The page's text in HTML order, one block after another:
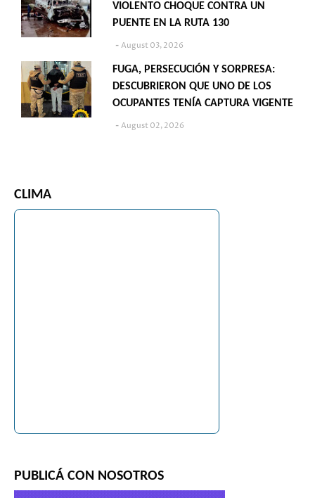
VIOLENTO CHOQUE CONTRA UN
PUENTE EN LA RUTA 130
August 03, 2026
FUGA, PERSECUCIÓN Y SORPRESA:
DESCUBRIERON QUE UNO DE LOS
OCUPANTES TENÍA CAPTURA VIGENTE
August 02, 2026
CLIMA
PUBLICÁ CON NOSOTROS